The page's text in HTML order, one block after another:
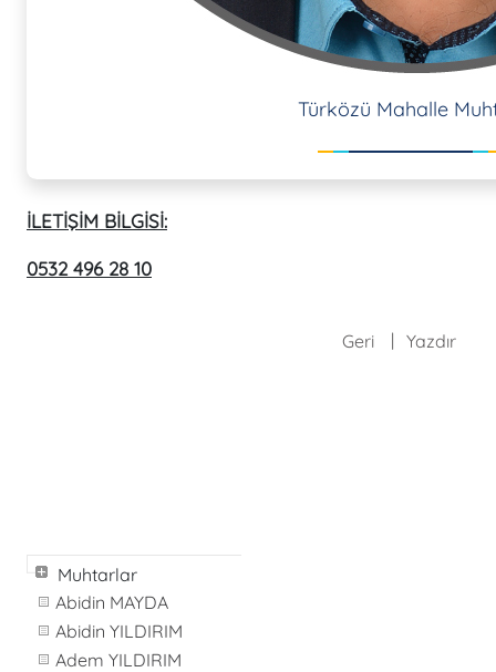
Türközü Mahalle
İLETİŞİM BİLGİSİ:
0532 496 28 10
Geri Yazdır
Muhtarlar
Abidin MAYDA
Abidin YILDIRIM
Adem YILDIRIM